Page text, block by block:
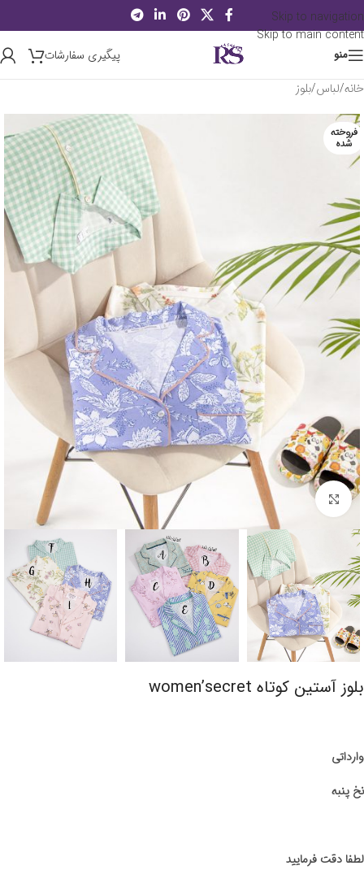
Skip to navigation
Skip to main content
منو
پیگیری سفارشات
خانه/لباس/بلوز
فروخته
شده
برای بزرگنمایی کلیک کنید
بلوز آستین کوتاه women’secret
وارداتی
نخ پنبه
لطفا دقت فرمایید